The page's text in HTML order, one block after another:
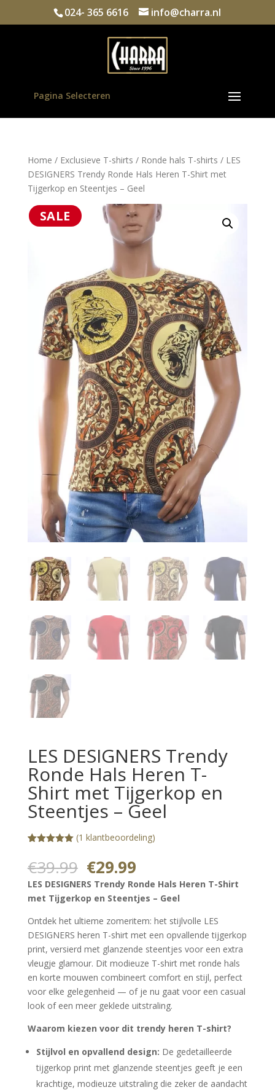
024- 365 6616 info@charra.nl
Pagina Selecteren
Home / Exclusieve T-shirts / Ronde hals T-shirts / LES
DESIGNERS Trendy Ronde Hals Heren T-Shirt met
Tijgerkop en Steentjes – Geel
SALE
LES DESIGNERS Trendy
Ronde Hals Heren T-
Shirt met Tijgerkop en
Steentjes – Geel
gebaseerd
klantbeoorde
(1 klantbeoordeling)
€39.99 Oorspronkelijke
prijs
was:
€39.99.
€29.99Huidige
prijs
is:
€29.99.
LES DESIGNERS Trendy Ronde Hals Heren T-Shirt
met Tijgerkop en Steentjes – Geel
Ontdek het ultieme zomeritem: het stijlvolle LES
DESIGNERS heren T-shirt met een opvallende tijgerkop
print, versierd met glanzende steentjes voor een extra
vleugje glamour. Dit modieuze T-shirt met ronde hals
en korte mouwen combineert comfort en stijl, perfect
voor elke gelegenheid — of je nu gaat voor een casual
look of een meer geklede uitstraling.
Waarom kiezen voor dit trendy heren T-shirt?
Stijlvol en opvallend design: De gedetailleerde
tijgerkop print met glanzende steentjes geeft je een
krachtige, modieuze uitstraling die zeker de aandacht